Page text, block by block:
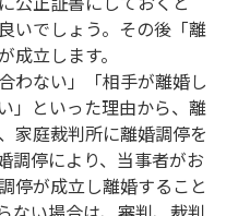
いでしょう。その後「離
立します。
わない」「相手が離婚し
」といった理由から、離
家庭裁判所に離婚調停を
調停により、当事者がお
停が成立し離婚すること